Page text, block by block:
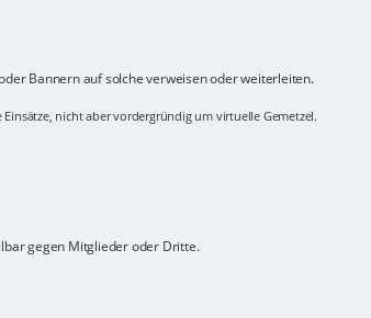
Bannern auf solche verweisen oder weiterleiten.
nicht aber vordergründig um virtuelle Gemetzel.
gegen Mitglieder oder Dritte.